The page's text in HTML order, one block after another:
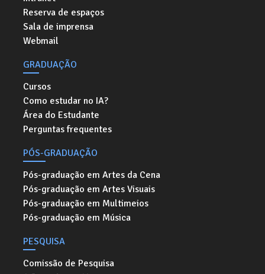
Reserva de espaços
Sala de imprensa
Webmail
GRADUAÇÃO
Cursos
Como estudar no IA?
Área do Estudante
Perguntas frequentes
PÓS-GRADUAÇÃO
Pós-graduação em Artes da Cena
Pós-graduação em Artes Visuais
Pós-graduação em Multimeios
Pós-graduação em Música
PESQUISA
Comissão de Pesquisa